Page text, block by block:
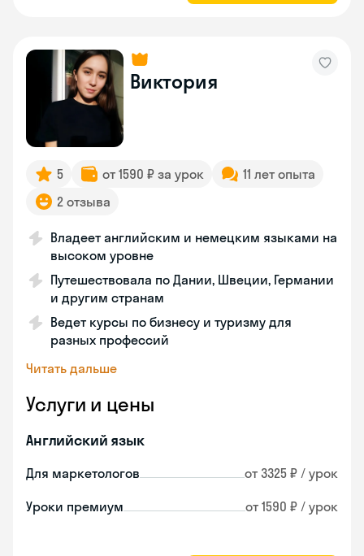
Виктория
5 от 1590 ₽ за урок
11 лет опыта
2 отзыва
Владеет английским и немецким языками на
высоком уровне
Путешествовала по Дании, Швеции, Германии
и другим странам
Ведет курсы по бизнесу и туризму для
разных профессий
Читать дальше
Услуги и цены
Английский язык
Для маркетологов от 3325 ₽ / урок
Уроки премиум от 1590 ₽ / урок